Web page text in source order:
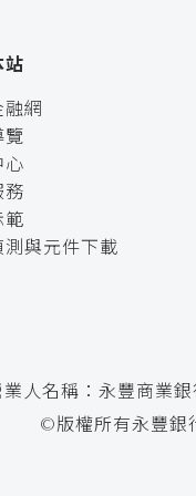
站
融網
覽
心
務
範
測與元件下載
業人名稱：永豐商業
©版權所有永豐銀